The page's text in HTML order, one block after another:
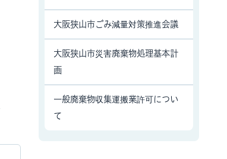
大阪狭山市ごみ減量対策推進会議
大阪狭山市災害廃棄物処理基本計
画
一般廃棄物収集運搬業許可につい
て